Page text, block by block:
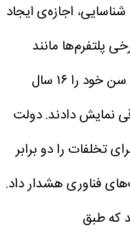
اجازه‌ی ایجاد
پلتفرم‌ها مانند
ایکس در پاسخ به حساب‌هایی که سن خود را ۱۶ سال
نمایش دادند.دولت
تخلفات را دو برابر
فناوری هشدار داد.
که طبق